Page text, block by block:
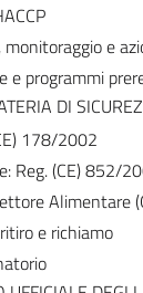
monitoraggio e
e programmi
DI
178/2002
Reg. (CE) 852/
Alimentare
e richiamo